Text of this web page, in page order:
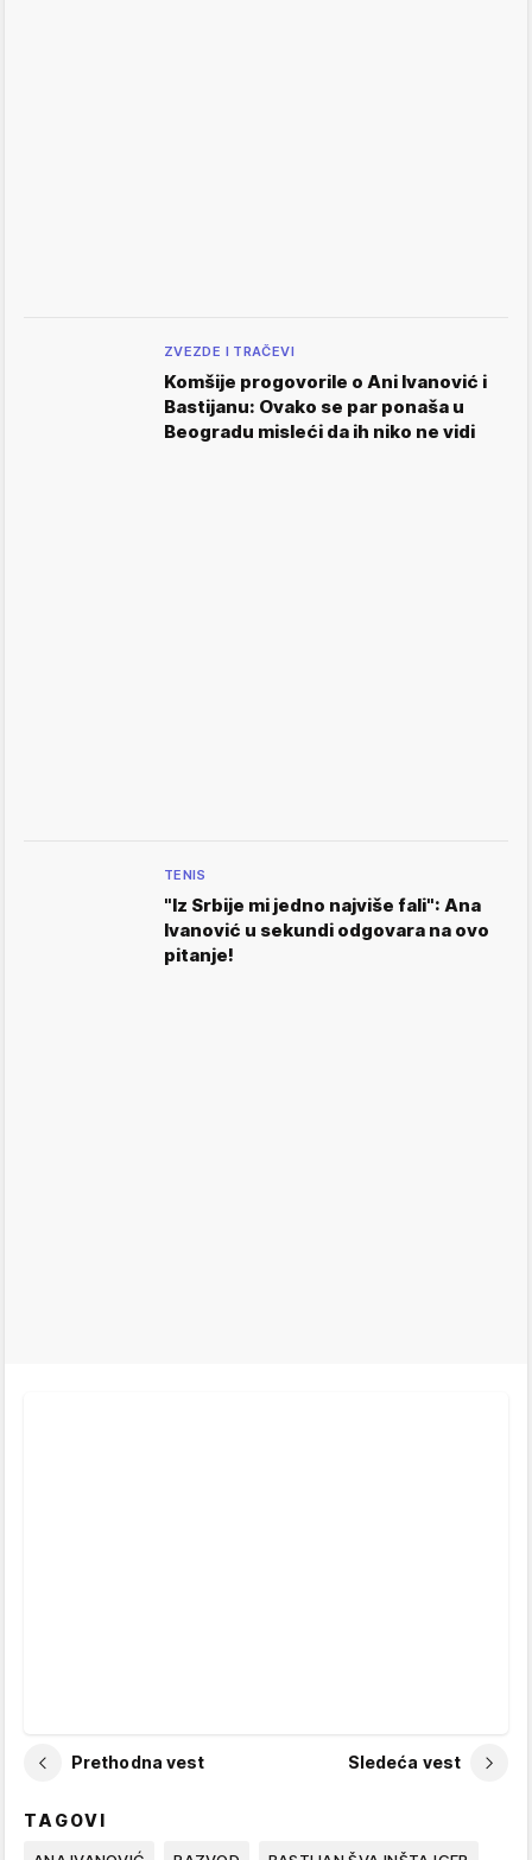
ZVEZDE I TRAČEVI
Komšije progovorile o Ani Ivanović i
Bastijanu: Ovako se par ponaša u
Beogradu misleći da ih niko ne vidi
TENIS
"Iz Srbije mi jedno najviše fali": Ana
Ivanović u sekundi odgovara na ovo
pitanje!
Prethodna vest Sledeća vest
TAGOVI